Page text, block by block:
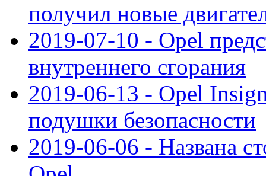
получил новые
2019-07-10 - Opel
внутреннего сгорания
2019-06-13 - Opel
подушки безопасности
2019-06-06 - Названа